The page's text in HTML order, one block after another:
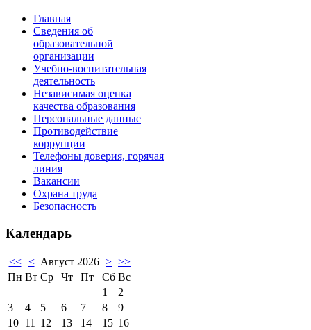
Главная
Сведения об
образовательной
организации
Учебно-воспитательная
деятельность
Независимая оценка
качества образования
Персональные данные
Противодействие
коррупции
Телефоны доверия, горячая
линия
Вакансии
Охрана труда
Безопасность
Календарь
<< < Август 2026 > >>
Пн Вт Ср Чт Пт Сб Вс
1
2
3
4 5 6 7 8
9
10 11 12 13 14 15 16